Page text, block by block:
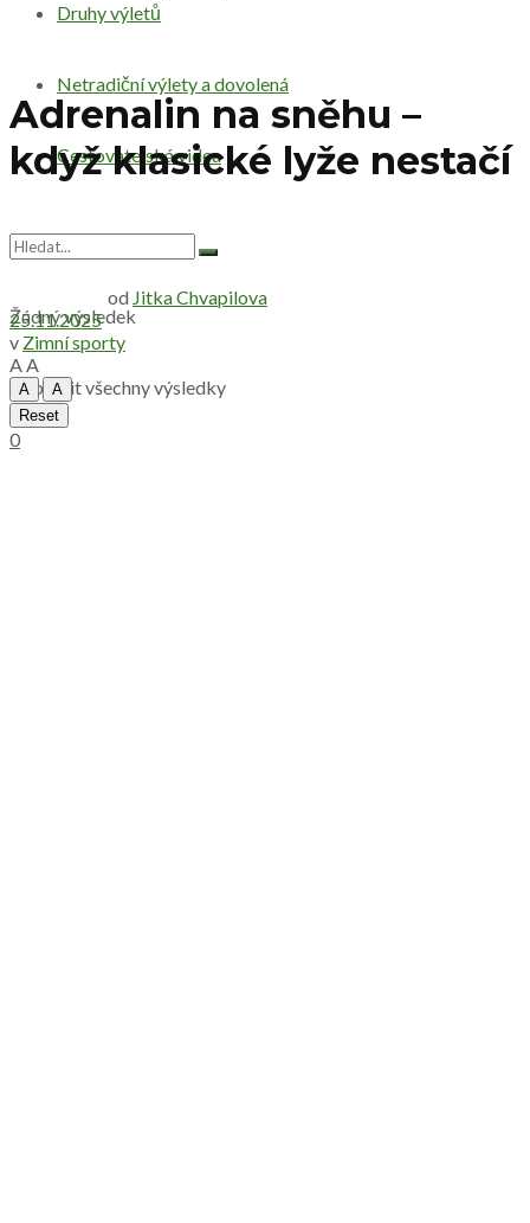
Druhy výletů
Netradiční výlety a dovolená
Cestovatelská videa
Žádný výsledek
Zobrazit všechny výsledky
Adrenalin na sněhu –
když klasické lyže nestačí
od Jitka Chvapilova
25.11.2025
v Zimní sporty
AA
A
A
Reset
0